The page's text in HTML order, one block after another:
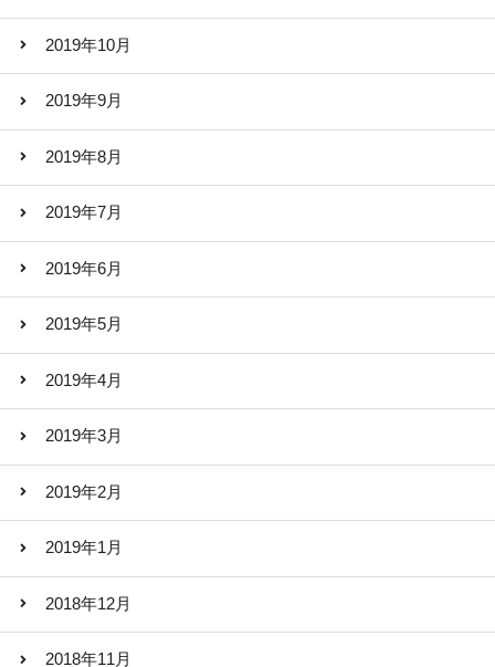
2019年10月
2019年9月
2019年8月
2019年7月
2019年6月
2019年5月
2019年4月
2019年3月
2019年2月
2019年1月
2018年12月
2018年11月